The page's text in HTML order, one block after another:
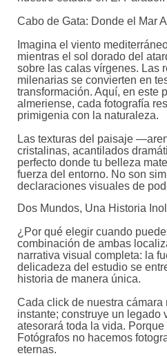
Cabo de Gata: Donde el Mar
Imagina el viento
mientras el sol dorado del
sobre las calas vírgenes. Las
milenarias se convierten en
transformación. Aquí, en este
almeriense, cada fotografía
primigenia con la naturaleza.
Las texturas del paisaje
cristalinas, acantilados
perfecto donde tu belleza
fuerza del entorno. No son
declaraciones visuales de
Dos Mundos, Una Historia
¿Por qué elegir cuando
combinación de ambas
narrativa visual completa: la
delicadeza del estudio se
historia de manera única.
Cada click de nuestra cámara
instante; construye un legado
atesorará toda la vida. Porque
Fotógrafos no hacemos
eternas.